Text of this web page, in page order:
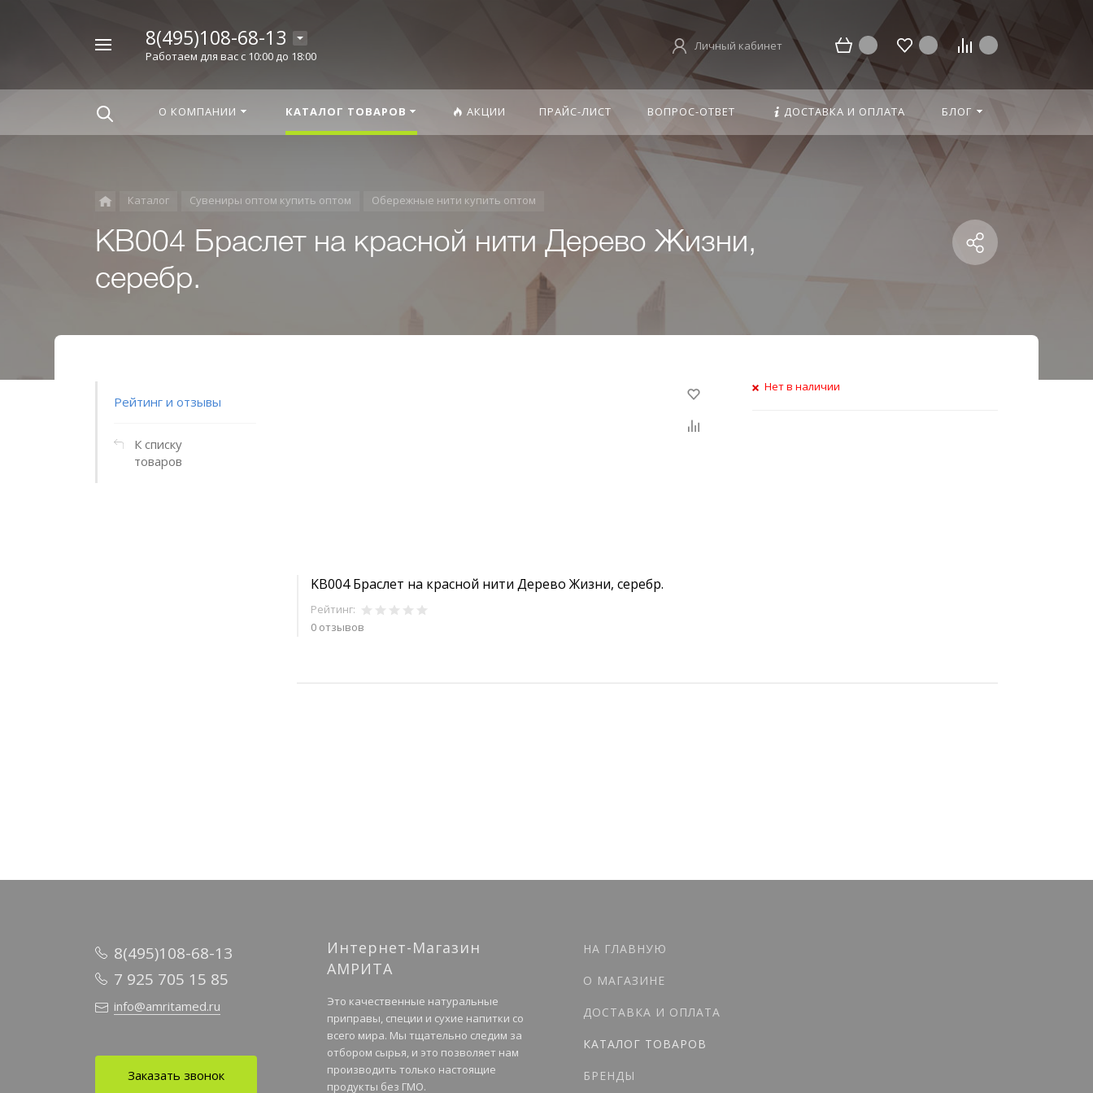
8(495)108-68-13
Работаем для вас с 10:00 до 18:00
Личный кабинет
О КОМПАНИИ КАТАЛОГ ТОВАРОВ АКЦИИ ПРАЙС-ЛИСТ ВОПРОС-ОТВЕТ ДОСТАВКА И ОПЛАТА БЛОГ
Каталог Сувениры оптом купить оптом Обережные нити купить оптом
KB004 Браслет на красной нити Дерево Жизни,
серебр.
Рейтинг и отзывы
К списку
товаров
KB004 Браслет на красной нити Дерево Жизни, серебр.
Рейтинг:
0 отзывов
Нет в наличии
8(495)108-68-13
7 925 705 15 85
info@amritamed.ru
Заказать звонок
Интернет-Магазин
АМРИТА
Это качественные натуральные
приправы, специи и сухие напитки со
всего мира. Мы тщательно следим за
отбором сырья, и это позволяет нам
производить только настоящие
продукты без ГМО.
НА ГЛАВНУЮ
О МАГАЗИНЕ
ДОСТАВКА И ОПЛАТА
КАТАЛОГ ТОВАРОВ
БРЕНДЫ